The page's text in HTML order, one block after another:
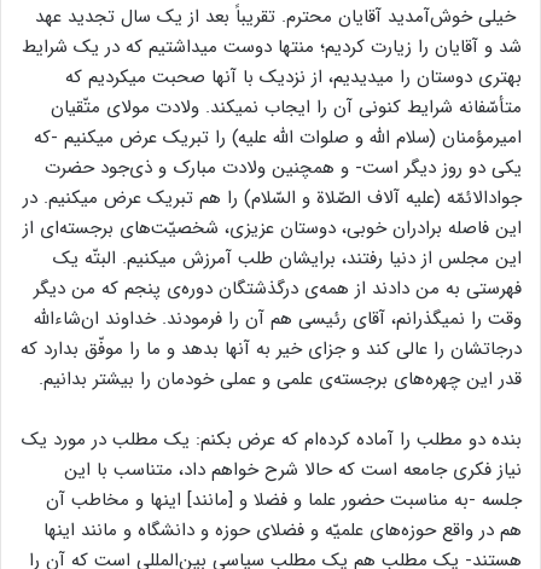
خیلی خوش‌آمدید آقایان محترم. تقریباً بعد از یک سال تجدید عهد
شد و آقایان را زیارت کردیم؛ منتها دوست میداشتیم که در یک شرایط
بهتری دوستان را میدیدیم، از نزدیک با آنها صحبت میکردیم که
متأسّفانه شرایط کنونی آن را ایجاب نمیکند. ولادت مولای متّقیان
امیرمؤمنان (سلام ‌الله ‌و ‌صلوات ‌الله‌ علیه) را تبریک عرض میکنیم -که
یکی دو روز دیگر است- و همچنین ولادت مبارک و ذی‌جود حضرت
جوادالائمّه (علیه ‌آلاف‌ الصّلاة‌ و السّلام) را هم تبریک عرض میکنیم. در
این فاصله برادران خوبی، دوستان عزیزی، شخصیّت‌های برجسته‌ای از
این مجلس از دنیا رفتند، برایشان طلب آمرزش میکنیم. البتّه یک
فهرستی به من دادند از همه‌ی درگذشتگان دوره‌ی پنجم که من دیگر
وقت را نمیگذرانم، آقای رئیسی هم آن را فرمودند. خداوند ان‌شاءالله
درجاتشان را عالی کند و جزای خیر به آنها بدهد و ما را موفّق بدارد که
قدر این چهره‌های برجسته‌ی علمی و عملی خودمان را بیشتر بدانیم.
بنده دو مطلب را آماده کرده‌ام که عرض بکنم: یک مطلب در مورد یک
نیاز فکری جامعه است که حالا شرح خواهم داد، متناسب با این
جلسه -به مناسبت حضور علما و فضلا و [مانند] اینها و مخاطب آن
هم در واقع حوزه‌های علمیّه و فضلای حوزه و دانشگاه و مانند اینها
هستند- یک مطلب هم یک مطلب سیاسی بین‌المللی است که آن را